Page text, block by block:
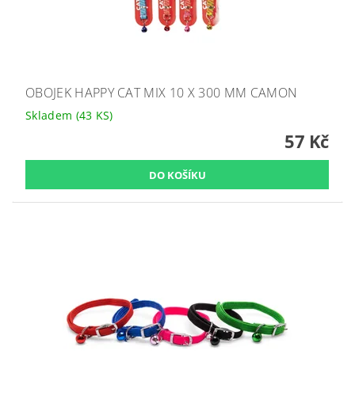
OBOJEK HAPPY CAT MIX 10 X 300 MM CAMON
Skladem (43 KS)
57 Kč